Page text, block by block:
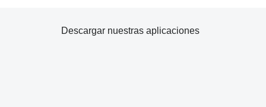
Descargar nuestras aplicaciones